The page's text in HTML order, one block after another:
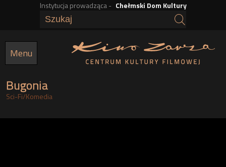
Przejdź
treści
Instytucja prowadząca - Chełmski Dom Kultury
Menu
Bugonia
Sci-Fi/Komedia